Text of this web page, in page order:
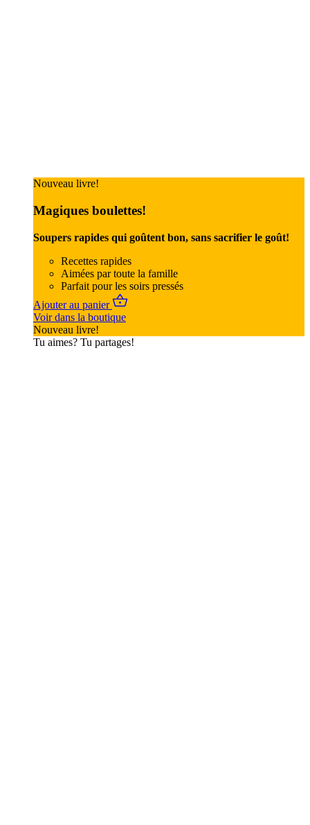
Nouveau livre!
Magiques boulettes!
Soupers rapides qui goûtent bon, sans sacrifier le goût!
Recettes rapides
Aimées par toute la famille
Parfait pour les soirs pressés
Ajouter au panier
Voir dans la boutique
Nouveau livre!
Tu aimes? Tu partages!